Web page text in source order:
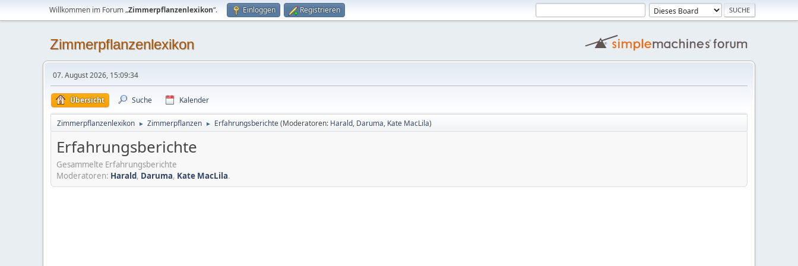
Willkommen im Forum „Zimmerpflanzenlexikon“. Einloggen Registrieren
Zimmerpflanzenlexikon
07. August 2026, 15:09:34
Übersicht Suche Kalender
Zimmerpflanzenlexikon ► Zimmerpflanzen ► Erfahrungsberichte(Moderatoren: Harald, Daruma, Kate MacLila)
Erfahrungsberichte
Gesammelte Erfahrungsberichte
Moderatoren: Harald, Daruma, Kate MacLila.